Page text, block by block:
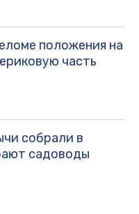
положения на
часть
собрали в
садоводы